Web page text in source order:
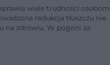
wiele trudności osobom
redukcja tłuszczu nie
na zdrowiu. W pogoni za